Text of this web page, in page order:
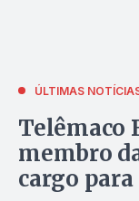
ÚLTIMAS
Telêmaco
membro
cargo